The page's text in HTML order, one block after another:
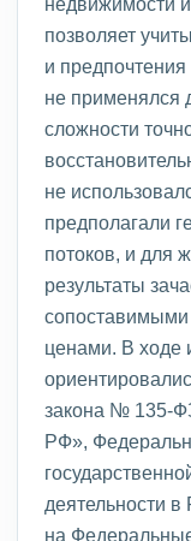
позволяет
и
не применялся
сложности
не
предполагали
потоков, и для
результаты
ценами. В ходе
закона № 135-
РФ»,
деятельности
на